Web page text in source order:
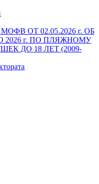
ОТ 02.05.2026 г. ОБ
г. ПО ПЛЯЖНОМУ
ДО 18 ЛЕТ (2009-